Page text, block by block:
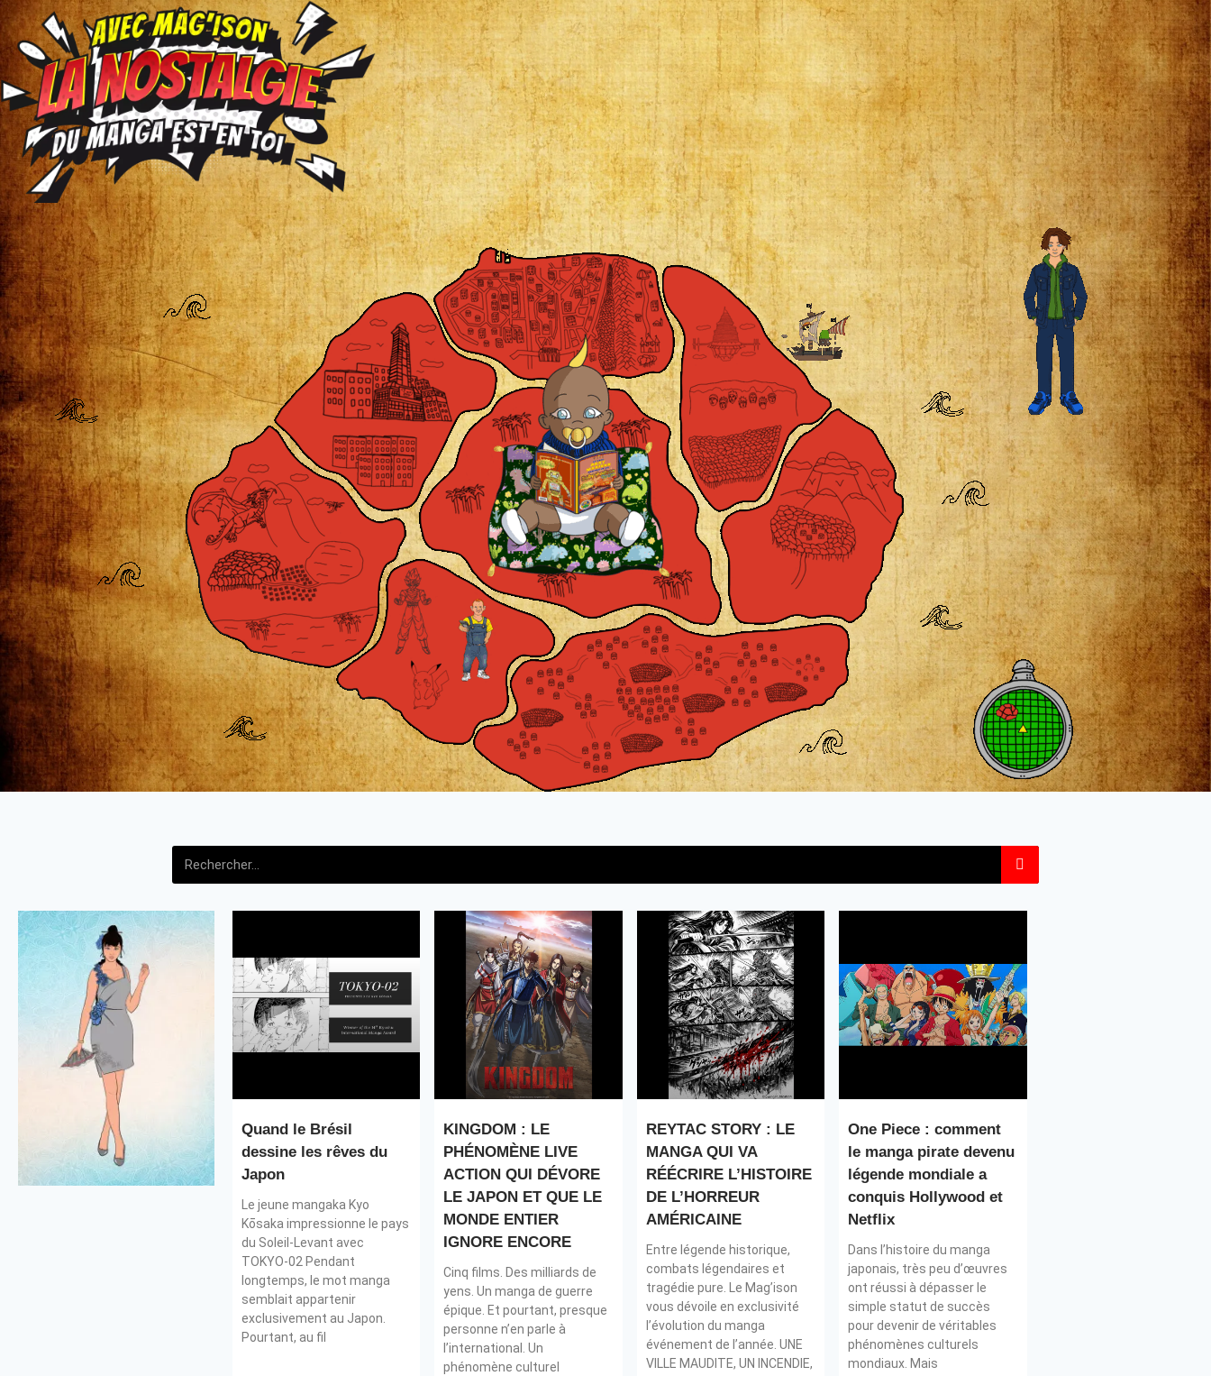
Quand le Brésil
dessine les rêves du
Japon
Le jeune mangaka Kyo
Kōsaka impressionne le pays
du Soleil-Levant avec
TOKYO-02 Pendant
longtemps, le mot manga
semblait appartenir
exclusivement au Japon.
Pourtant, au fil
KINGDOM : LE
PHÉNOMÈNE LIVE
ACTION QUI DÉVORE
LE JAPON ET QUE LE
MONDE ENTIER
IGNORE ENCORE
Cinq films. Des milliards de
yens. Un manga de guerre
épique. Et pourtant, presque
personne n’en parle à
l’international. Un
phénomène culturel
REYTAC STORY : LE
MANGA QUI VA
RÉÉCRIRE L’HISTOIRE
DE L’HORREUR
AMÉRICAINE
Entre légende historique,
combats légendaires et
tragédie pure. Le Mag’ison
vous dévoile en exclusivité
l’évolution du manga
événement de l’année. UNE
VILLE MAUDITE, UN INCENDIE,
One Piece : comment
le manga pirate devenu
légende mondiale a
conquis Hollywood et
Netflix
Dans l’histoire du manga
japonais, très peu d’œuvres
ont réussi à dépasser le
simple statut de succès
pour devenir de véritables
phénomènes culturels
mondiaux. Mais